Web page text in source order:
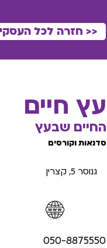
<< חזרה לכל
עץ חיים
החיים שבעץ
סדנאות וקורסים
גנוסר 5, קצרין
050-8875550